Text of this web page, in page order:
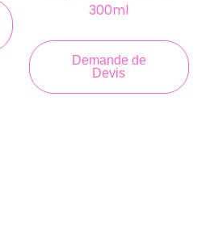
300ml
Demande de
Devis